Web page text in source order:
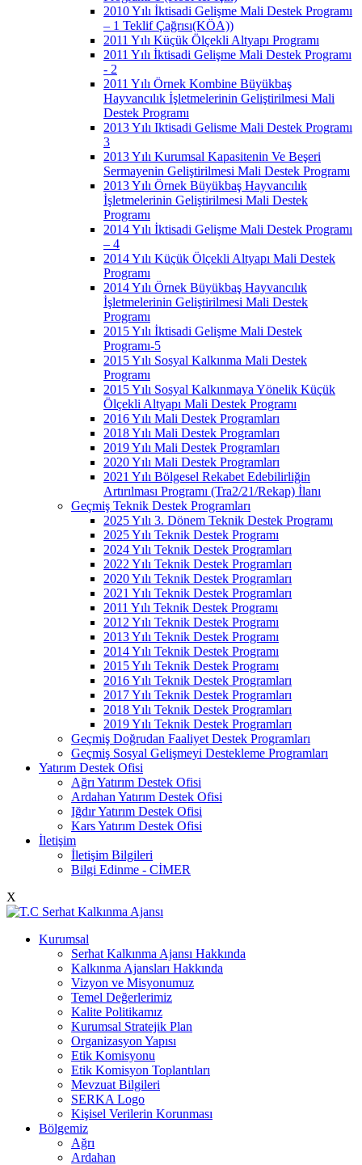
2010 Yılı İktisadi Gelişme Mali Destek Programı
– 1 Teklif Çağrısı(KÖA))
2011 Yılı Küçük Ölçekli Altyapı Programı
2011 Yılı İktisadi Gelişme Mali Destek Programı
- 2
2011 Yılı Örnek Kombine Büyükbaş
Hayvancılık İşletmelerinin Geliştirilmesi Mali
Destek Programı
2013 Yılı Iktisadi Gelisme Mali Destek Programı
3
2013 Yılı Kurumsal Kapasitenin Ve Beşeri
Sermayenin Geliştirilmesi Mali Destek Programı
2013 Yılı Örnek Büyükbaş Hayvancılık
İşletmelerinin Geliştirilmesi Mali Destek
Programı
2014 Yılı İktisadi Gelişme Mali Destek Programı
– 4
2014 Yılı Küçük Ölçekli Altyapı Mali Destek
Programı
2014 Yılı Örnek Büyükbaş Hayvancılık
İşletmelerinin Geliştirilmesi Mali Destek
Programı
2015 Yılı İktisadi Gelişme Mali Destek
Programı-5
2015 Yılı Sosyal Kalkınma Mali Destek
Programı
2015 Yılı Sosyal Kalkınmaya Yönelik Küçük
Ölçekli Altyapı Mali Destek Programı
2016 Yılı Mali Destek Programları
2018 Yılı Mali Destek Programları
2019 Yılı Mali Destek Programları
2020 Yılı Mali Destek Programları
2021 Yılı Bölgesel Rekabet Edebilirliğin
Artırılması Programı (Tra2/21/Rekap) İlanı
Geçmiş Teknik Destek Programları
2025 Yılı 3. Dönem Teknik Destek Programı
2025 Yılı Teknik Destek Programı
2024 Yılı Teknik Destek Programları
2022 Yılı Teknik Destek Programları
2020 Yılı Teknik Destek Programları
2021 Yılı Teknik Destek Programları
2011 Yılı Teknik Destek Programı
2012 Yılı Teknik Destek Programı
2013 Yılı Teknik Destek Programı
2014 Yılı Teknik Destek Programı
2015 Yılı Teknik Destek Programı
2016 Yılı Teknik Destek Programları
2017 Yılı Teknik Destek Programları
2018 Yılı Teknik Destek Programları
2019 Yılı Teknik Destek Programları
Geçmiş Doğrudan Faaliyet Destek Programları
Geçmiş Sosyal Gelişmeyi Destekleme Programları
Yatırım Destek Ofisi
Ağrı Yatırım Destek Ofisi
Ardahan Yatırım Destek Ofisi
Iğdır Yatırım Destek Ofisi
Kars Yatırım Destek Ofisi
İletişim
İletişim Bilgileri
Bilgi Edinme - CİMER
X
Kurumsal
Serhat Kalkınma Ajansı Hakkında
Kalkınma Ajansları Hakkında
Vizyon ve Misyonumuz
Temel Değerlerimiz
Kalite Politikamız
Kurumsal Stratejik Plan
Organizasyon Yapısı
Etik Komisyonu
Etik Komisyon Toplantıları
Mevzuat Bilgileri
SERKA Logo
Kişisel Verilerin Korunması
Bölgemiz
Ağrı
Ardahan